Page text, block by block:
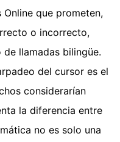
Online que prometen,
o incorrecto,
llamadas bilingüe.
del cursor es el
considerarían
la diferencia entre
no es solo una